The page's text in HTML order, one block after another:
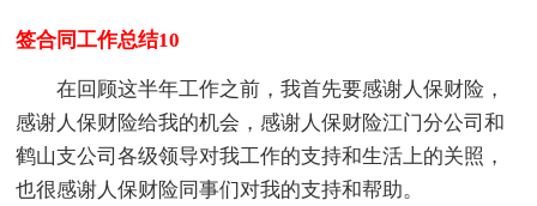
签合同工作总结10
在回顾这半年工作之前，我首先要感谢人保财险，
感谢人保财险给我的机会，感谢人保财险江门分公司和
鹤山支公司各级领导对我工作的支持和生活上的关照，
也很感谢人保财险同事们对我的支持和帮助。